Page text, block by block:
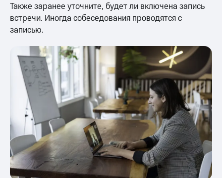
Также заранее уточните, будет ли включена запись
встречи. Иногда собеседования проводятся с
записью.